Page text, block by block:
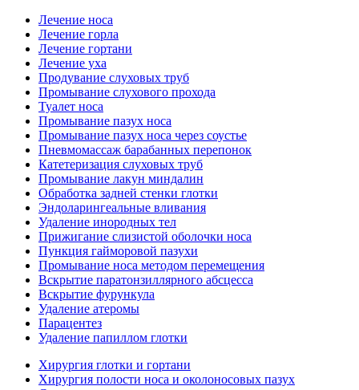
Лечение носа
Лечение горла
Лечение гортани
Лечение уха
Продувание слуховых труб
Промывание слухового прохода
Туалет носа
Промывание пазух носа
Промывание пазух носа через соустье
Пневмомассаж барабанных перепонок
Катетеризация слуховых труб
Промывание лакун миндалин
Обработка задней стенки глотки
Эндоларингеальные вливания
Удаление инородных тел
Прижигание слизистой оболочки носа
Пункция гайморовой пазухи
Промывание носа методом перемещения
Вскрытие паратонзиллярного абсцесса
Вскрытие фурункула
Удаление атеромы
Парацентез
Удаление папиллом глотки
Хирургия глотки и гортани
Хирургия полости носа и околоносовых пазух